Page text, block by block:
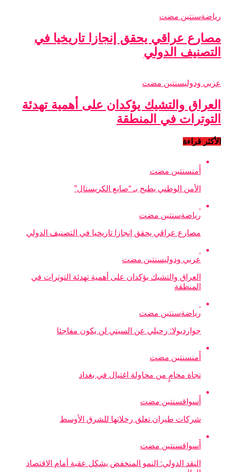
رياضةسنتين مضت
مصارع عراقي يحقق إنجازا تاريخيا في
التصنيف الدولي
عربي ودوليسنتين مضت
العراق والتشيك يؤكدان على أهمية تهدئة
التوترات في المنطقة
الأكثر قراءة
أمنسنتين مضت
الأمن الوطني يطيح بـ “صانع الكريستال”
رياضةسنتين مضت
مصارع عراقي يحقق إنجازا تاريخيا في التصنيف الدولي
عربي ودوليسنتين مضت
العراق والتشيك يؤكدان على أهمية تهدئة التوترات في
المنطقة
رياضةسنتين مضت
جوارديولا: رحيلي عن السيتي لن يكون مفاجئا
أمنسنتين مضت
نجاة محامٍ من محاولة اغتيال في بغداد
أسواقسنتين مضت
شركات طيران تعلق رحلاتها للشرق الأوسط
أسواقسنتين مضت
النقد الدولي: النمو المنخفض يشكل عقبة أمام الاقتصاد